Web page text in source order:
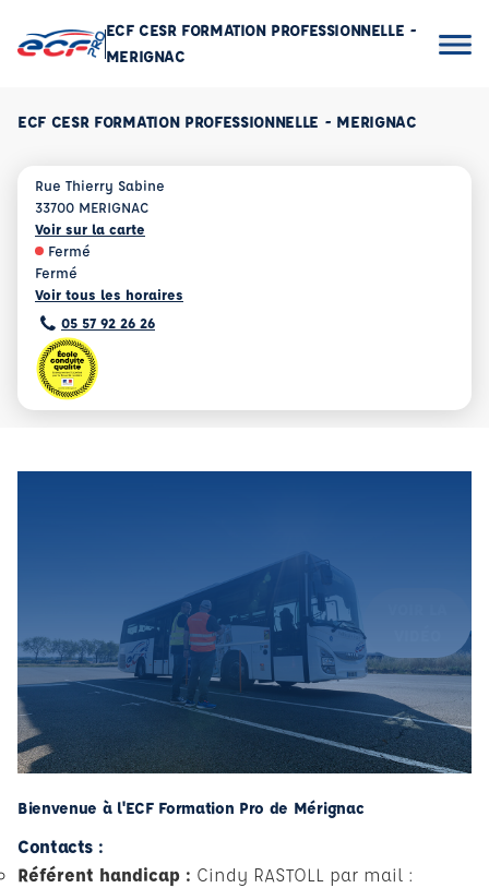
ECF CESR FORMATION PROFESSIONNELLE -
MERIGNAC
ECF CESR FORMATION PROFESSIONNELLE - MERIGNAC
Rue Thierry Sabine
33700 MERIGNAC
Voir sur la carte
Fermé
Fermé
Voir tous les horaires
05 57 92 26 26
Bienvenue à l'ECF Formation Pro de Mérignac
Contacts :
Référent handicap : Cindy RASTOLL par mail :